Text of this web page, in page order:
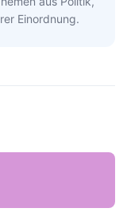
Einordnung.